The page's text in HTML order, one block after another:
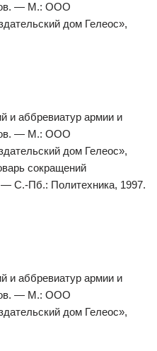
— М.: ООО
дом Гелеос»,
и аббревиатур армии и
— М.: ООО
дом Гелеос»,
сокращений
— С.-Пб.: Политехника, 1997.
и аббревиатур армии и
— М.: ООО
дом Гелеос»,